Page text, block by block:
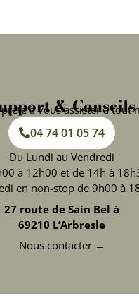
& Conseils
à vous assister à tout
04 74 01 05 74
Du Lundi au Vendredi
à 12h00 et de 14h à
en non-stop de 9h00 à
27 route de Sain Bel à
69210 L’Arbresle
Nous contacter →